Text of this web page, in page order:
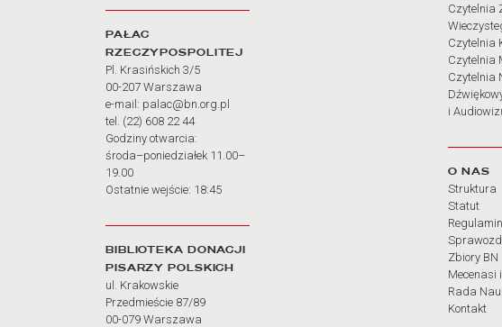
PAŁAC
RZECZYPOSPOLITEJ
Pl. Krasińskich 3/5
00-207 Warszawa
e-mail: palac@bn.org.pl
tel. (22) 608 22 44
Godziny otwarcia:
środa–poniedziałek 11.00–
19.00
Ostatnie wejście: 18:45
BIBLIOTEKA DONACJI
PISARZY POLSKICH
ul. Krakowskie
Przedmieście 87/89
00-079 Warszawa
Czytelnia
Czytelnia
Czytelnia
Czytelnia
i
O NAS
Struktura
Statut
Zbiory BN
Mecenasi
Rada
Kontakt